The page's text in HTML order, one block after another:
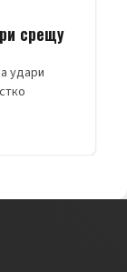
срещу
удари